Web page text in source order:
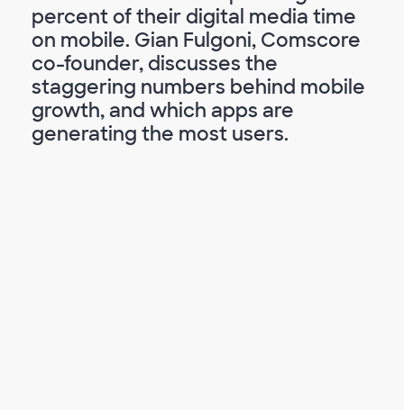
percent of their digital media time
on mobile. Gian Fulgoni, Comscore
co-founder, discusses the
staggering numbers behind mobile
growth, and which apps are
generating the most users.